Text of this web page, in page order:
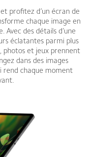
profitez d’un écran de
chaque image en
Avec des détails d’une
éclatantes parmi plus
photos et jeux prennent
dans des images
rend chaque moment